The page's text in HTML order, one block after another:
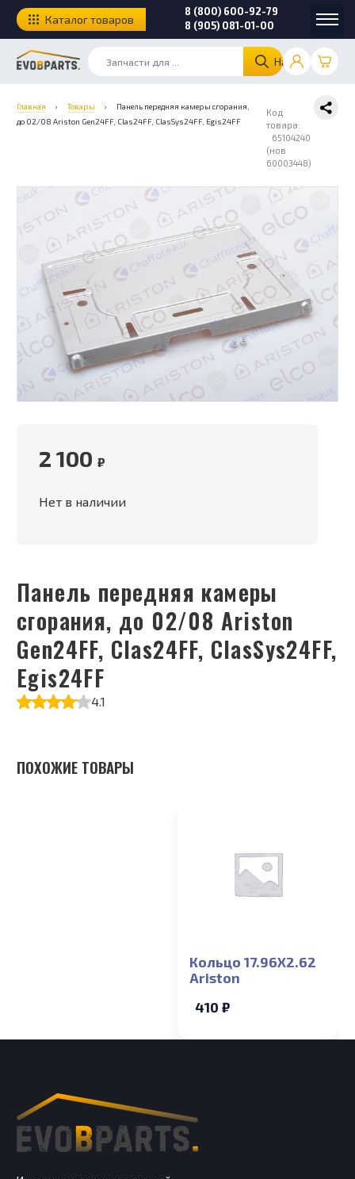
Найти
8 (800) 600-92-79
8 (905) 081-01-00
Каталог товаров
Главная › Товары ›
Панель передняя камеры сгорания,
до 02/08 Ariston Gen24FF, Clas24FF, ClasSys24FF, Egis24FF
Код
товара:
65104240
(нов
60003448)
Панель передняя камеры
сгорания, до 02/08 Ariston
Gen24FF, Clas24FF, ClasSys24FF,
Egis24FF
4.1
2 100 ₽
Нет в наличии
ПОХОЖИЕ ТОВАРЫ
Кольцо 17.96X2.62
Ariston
410 ₽